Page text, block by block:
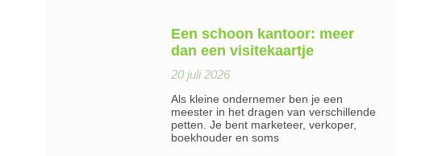
Een schoon kantoor: meer
dan een visitekaartje
20 juli 2026
Als kleine ondernemer ben je een
meester in het dragen van verschillende
petten. Je bent marketeer, verkoper,
boekhouder en soms